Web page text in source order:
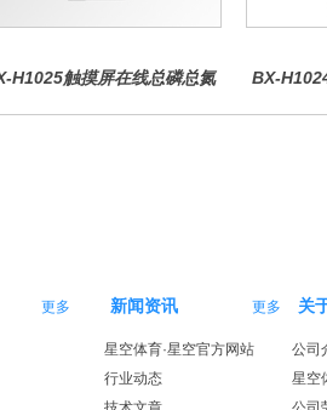
H1025触摸屏在线总磷总氮
BX-
新闻资讯 更多
星空体育·星空官方网站
行业动态
更多 关
公司
星空